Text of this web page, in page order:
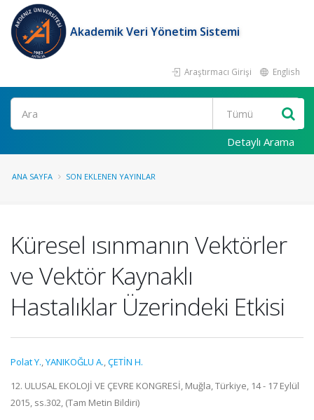
Akademik Veri Yönetim Sistemi
Araştırmacı Girişi English
Ara
Detaylı Arama
ANA SAYFA SON EKLENEN YAYINLAR
Küresel ısınmanın Vektörler
ve Vektör Kaynaklı
Hastalıklar Üzerindeki Etkisi
Polat Y.,YANIKOĞLU A.,ÇETİN H.
12. ULUSAL EKOLOJİ VE ÇEVRE KONGRESİ, Muğla, Türkiye, 14 - 17 Eylül
2015, ss.302, (Tam Metin Bildiri)